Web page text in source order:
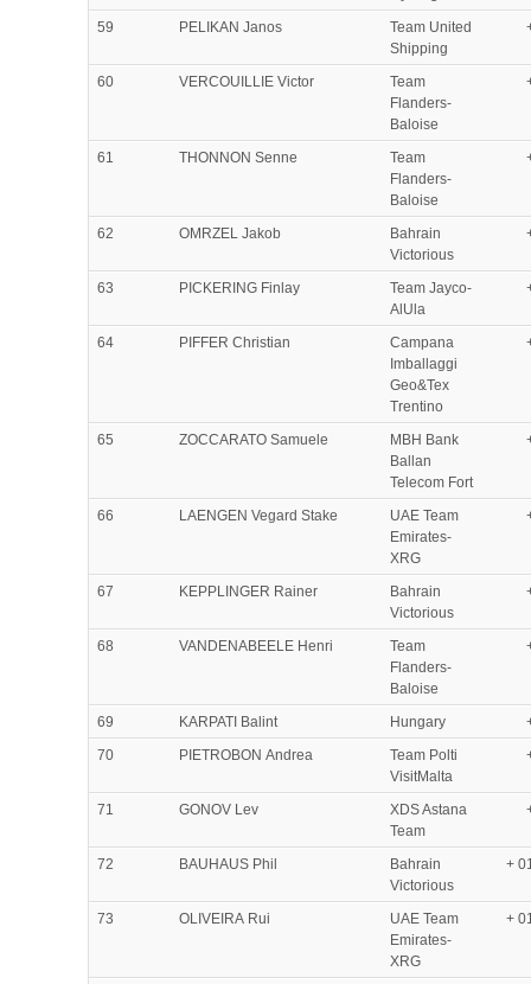
59
PELIKAN Janos
Team United
Shipping
60 VERCOUILLIE Victor
Team
Flanders-
Baloise
61 THONNON Senne
Team
Flanders-
Baloise
62 OMRZEL Jakob
Bahrain
Victorious
63 PICKERING Finlay
Team Jayco-
AlUla
64 PIFFER Christian
Campana
Imballaggi
Geo&Tex
Trentino
65 ZOCCARATO Samuele
MBH Bank
Ballan
Telecom Fort
66 LAENGEN Vegard Stake
UAE Team
Emirates-
XRG
67 KEPPLINGER Rainer
Bahrain
Victorious
68 VANDENABEELE Henri
Team
Flanders-
Baloise
69 KARPATI Balint Hungary
70
PIETROBON Andrea
Team Polti
VisitMalta
71 GONOV Lev
XDS Astana
Team
72 BAUHAUS Phil
Bahrain
Victorious
+
73 OLIVEIRA Rui
UAE Team
Emirates-
XRG
+